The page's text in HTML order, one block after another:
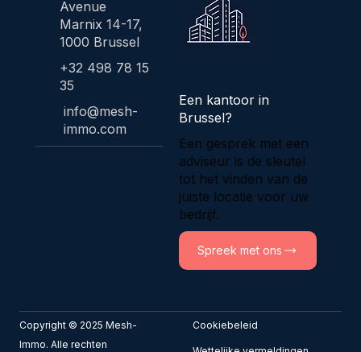
Avenue
Marnix 14-17,
1000 Brussel
+32 498 78 15
35
info@mesh-
immo.com
Een kantoor in
Brussel?
Een gesprek met een
adviseur is de sleutel
tot het vinden van de
juiste locatie voor uw
bedrijf.
Spreek met ons
Copyright © 2025 Mesh-
Immo. Alle rechten
Cookiebeleid